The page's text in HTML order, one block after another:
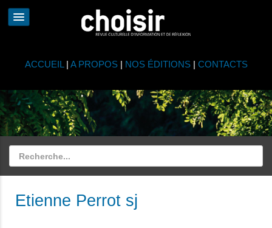
ACCUEIL | A PROPOS| NOS ÉDITIONS| CONTACTS
Etienne Perrot sj